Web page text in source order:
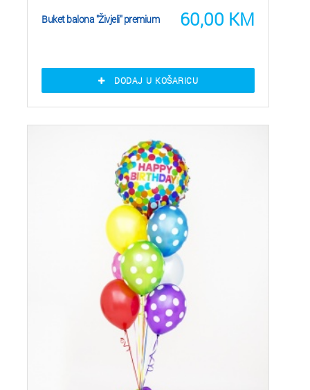
60,00 KM
Buket balona "Živjeli" premium
DODAJ U KOŠARICU